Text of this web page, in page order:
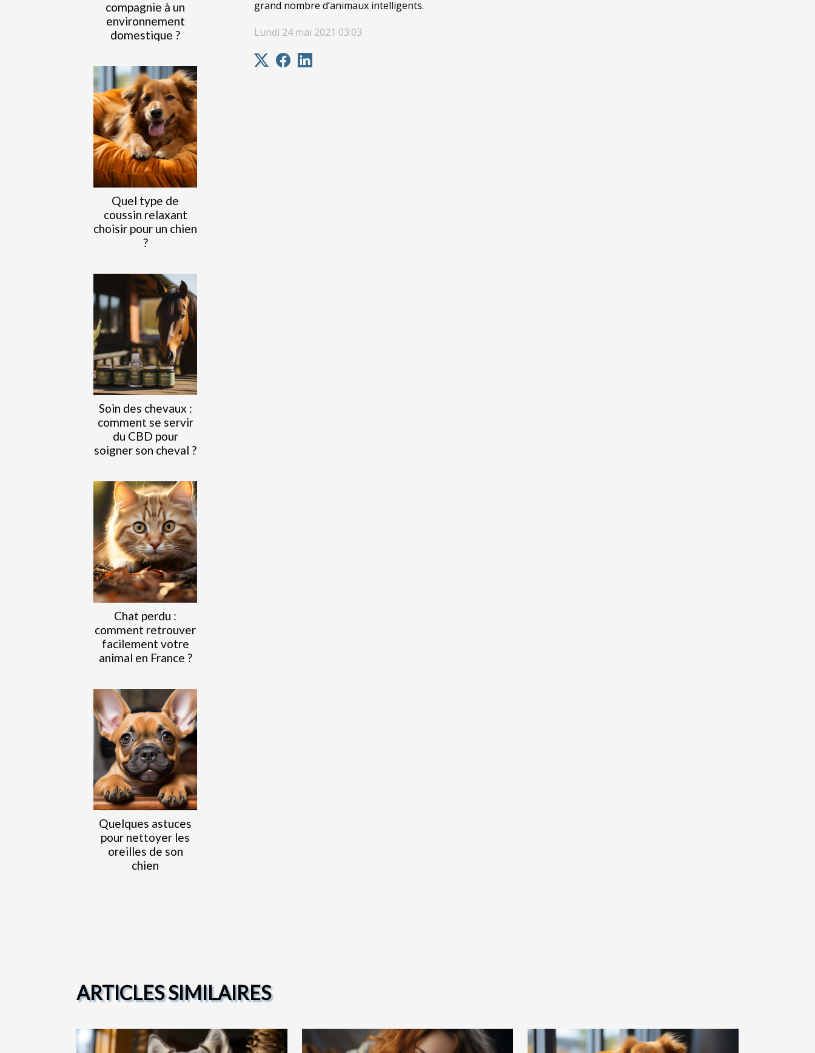
compagnie à un
environnement
domestique ?
Quel type de
coussin relaxant
choisir pour un chien
?
Soin des chevaux :
comment se servir
du CBD pour
soigner son cheval ?
Chat perdu :
comment retrouver
facilement votre
animal en France ?
Quelques astuces
pour nettoyer les
oreilles de son
chien
grand nombre d’animaux intelligents.
Lundi 24 mai 2021 03:03
ARTICLES SIMILAIRES